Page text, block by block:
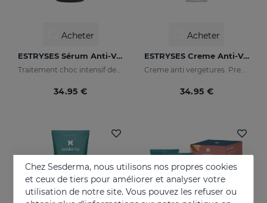
Acheter
ESTRYSES Sérum Anti-Vergetures Forte
Traitement choc intensif des vergetures choc (blanc nacré)
34.95 €
Acheter
ESTRYSES Creme Anti-Vergetures
Creme anti vergetures. Previent et réduit la formation de vergetures. Augmente l'élasticité et la souplesse de la peau. Raffermissant.
34.95 €
Chez Sesderma, nous utilisons nos propres cookies
et ceux de tiers pour améliorer et analyser votre
utilisation de notre site. Vous pouvez les refuser ou